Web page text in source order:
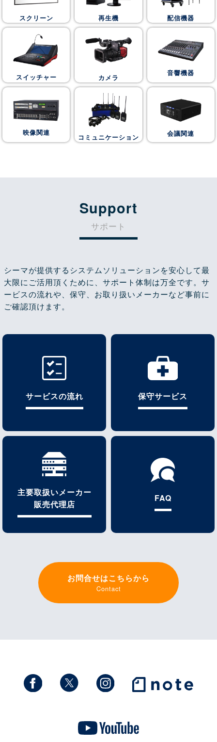
スクリーン 再生機 配信機器
スイッチャー カメラ
音響機器
映像関連
コミュニケーション 会議関連
Support
サポート
シーマが提供するシステムソリューションを安心して最
大限にご活用頂くために、サポート体制は万全です。サ
ービスの流れや、保守、お取り扱いメーカーなど事前に
ご確認頂けます。
サービスの流れ 保守サービス
主要取扱いメーカー
販売代理店
FAQ
お問合せはこちらから
Contact